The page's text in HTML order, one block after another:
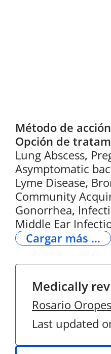
Método de
Opción de
Lung Abscess,
Asymptomatic
Lyme Disease,
Community
Gonorrhea,
Middle Ear
Cargar más ...
Medically
Rosario
Last updated